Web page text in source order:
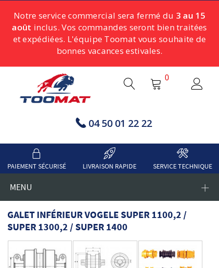
Notre service commercial sera fermé du 3 au 15
août inclus. Vos commandes seront bien traitées
et expédiées. L'équipe Toomat vous souhaite de
bonnes vacances estivales.
04 50 01 22 22
0
PAIEMENT SÉCURISÉ LIVRAISON RAPIDE SERVICE TECHNIQUE
MENU
GALET INFÉRIEUR VOGELE SUPER 1100,2 /
SUPER 1300,2 / SUPER 1400